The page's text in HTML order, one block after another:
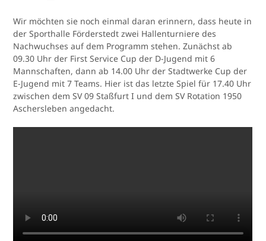
Wir möchten sie noch einmal daran erinnern, dass heute in
der Sporthalle Förderstedt zwei Hallenturniere des
Nachwuchses auf dem Programm stehen. Zunächst ab
09.30 Uhr der First Service Cup der D-Jugend mit 6
Mannschaften, dann ab 14.00 Uhr der Stadtwerke Cup der
E-Jugend mit 7 Teams. Hier ist das letzte Spiel für 17.40 Uhr
zwischen dem SV 09 Staßfurt I und dem SV Rotation 1950
Aschersleben angedacht.